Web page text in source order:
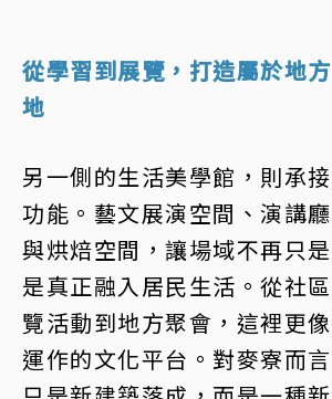
從學習到展覽，打造屬於地
地
另一側的生活美學館，則承
功能。藝文展演空間、演講
與烘焙空間，讓場域不再只
是真正融入居民生活。從社
覽活動到地方聚會，這裡更
運作的文化平台。對麥寮而